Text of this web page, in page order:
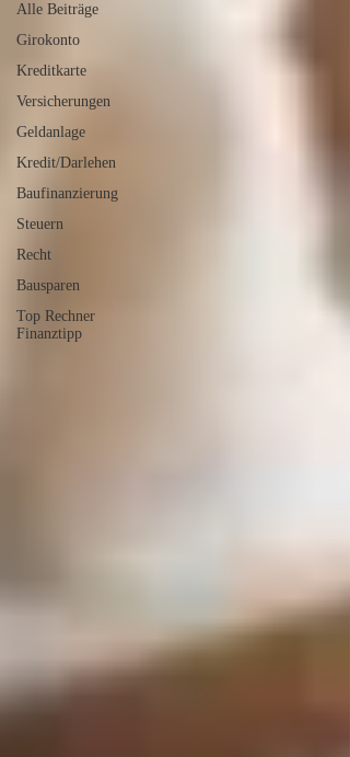
Alle Beiträge
Girokonto
Kreditkarte
Versicherungen
Geldanlage
Kredit/Darlehen
Baufinanzierung
Steuern
Recht
Bausparen
Top Rechner
Finanztipp